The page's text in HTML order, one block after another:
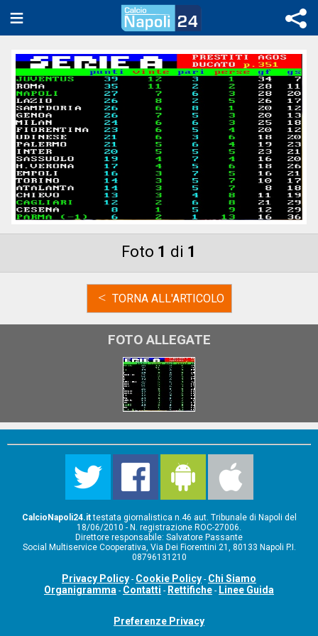
Foto 1 di 1
< TORNA ALL'ARTICOLO
FOTO ALLEGATE
CalcioNapoli24.ittestata giornalistica n.46 aut. Tribunale di Napoli del
18/06/2010 - N. registrazione ROC-27006.
Direttore responsabile: Salvatore Passante
Social Multiservice Cooperativa, Via Dei Fiorentini 21, 80133 Napoli P.I.
08796131210
Privacy Policy - Cookie Policy - Chi Siamo
Organigramma - Contatti - Rettifiche - Linee Guida
Preferenze Privacy